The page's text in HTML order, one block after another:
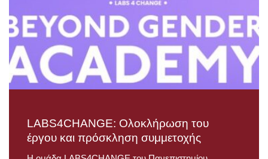
LABS4CHANGE: Ολοκλήρωση του
έργου και πρόσκληση συμμετοχής